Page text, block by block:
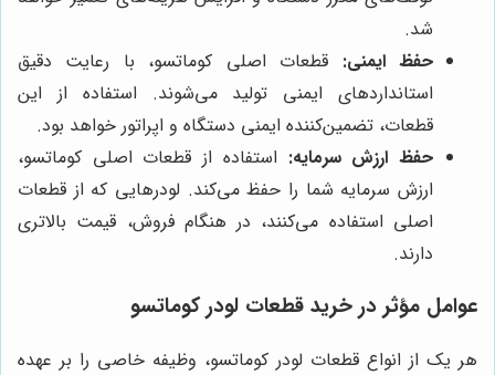
شد.
حفظ ایمنی: قطعات اصلی کوماتسو، با رعایت دقیق
استانداردهای ایمنی تولید می‌شوند. استفاده از این
قطعات، تضمین‌کننده ایمنی دستگاه و اپراتور خواهد بود.
حفظ ارزش سرمایه: استفاده از قطعات اصلی کوماتسو،
ارزش سرمایه شما را حفظ می‌کند. لودرهایی که از قطعات
اصلی استفاده می‌کنند، در هنگام فروش، قیمت بالاتری
دارند.
عوامل مؤثر در خرید قطعات لودر کوماتسو
هر یک از انواع قطعات لودر کوماتسو، وظیفه خاصی را بر عهده